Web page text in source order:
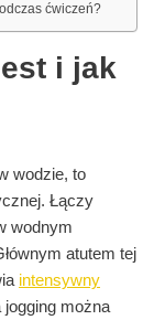
ćwiczeń?
i jak
wodzie, to
Łączy
wodnym
atutem tej
intensywny
jogging można